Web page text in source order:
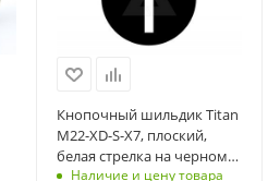
Единицы измерения
6-8 недель
Количество в упаковке
Единицы измерения
шт
Кнопочный шильдик Titan
M22-XD-S-X7, плоский,
белая стрелка на черном
фонеНаличие и цену товара